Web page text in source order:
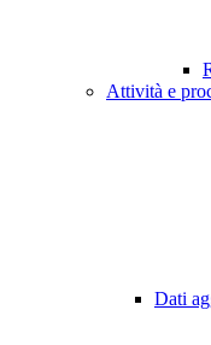
Attività e
Dati